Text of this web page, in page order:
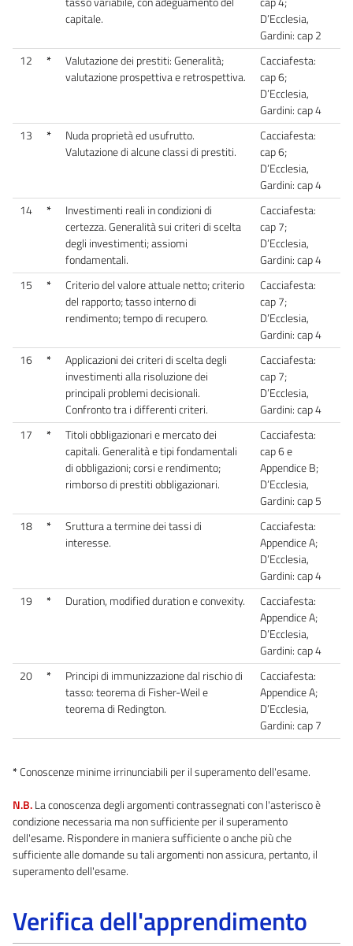
capitale.
D’Ecclesia,
Gardini: cap 2
12
*
Valutazione dei prestiti: Generalità;
valutazione prospettiva e retrospettiva.
Cacciafesta:
cap 6;
D’Ecclesia,
Gardini: cap 4
13
*
Nuda proprietà ed usufrutto.
Valutazione di alcune classi di prestiti.
Cacciafesta:
cap 6;
D’Ecclesia,
Gardini: cap 4
14
*
Investimenti reali in condizioni di
certezza. Generalità sui criteri di scelta
degli investimenti; assiomi
fondamentali.
Cacciafesta:
cap 7;
D’Ecclesia,
Gardini: cap 4
15
*
Criterio del valore attuale netto; criterio
del rapporto; tasso interno di
rendimento; tempo di recupero.
Cacciafesta:
cap 7;
D’Ecclesia,
Gardini: cap 4
16
*
Applicazioni dei criteri di scelta degli
investimenti alla risoluzione dei
principali problemi decisionali.
Confronto tra i differenti criteri.
Cacciafesta:
cap 7;
D’Ecclesia,
Gardini: cap 4
17
*
Titoli obbligazionari e mercato dei
capitali. Generalità e tipi fondamentali
di obbligazioni; corsi e rendimento;
rimborso di prestiti obbligazionari.
Cacciafesta:
cap 6 e
Appendice B;
D’Ecclesia,
Gardini: cap 5
18
*
Sruttura a termine dei tassi di
interesse.
Cacciafesta:
Appendice A;
D’Ecclesia,
Gardini: cap 4
19
* Duration, modified duration e convexity.
Cacciafesta:
Appendice A;
D’Ecclesia,
Gardini: cap 4
20
*
Principi di immunizzazione dal rischio di
tasso: teorema di Fisher-Weil e
teorema di Redington.
Cacciafesta:
Appendice A;
D’Ecclesia,
Gardini: cap 7
*Conoscenze minime irrinunciabili per il superamento dell'esame.
N.B.La conoscenza degli argomenti contrassegnati con l'asterisco è
condizione necessaria ma non sufficiente per il superamento
dell'esame. Rispondere in maniera sufficiente o anche più che
sufficiente alle domande su tali argomenti non assicura, pertanto, il
superamento dell'esame.
Verifica dell'apprendimento